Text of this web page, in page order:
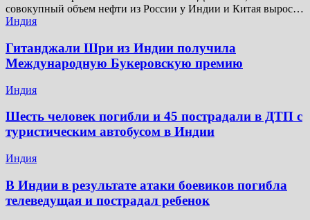
совокупный объем нефти из России у Индии и Китая вырос…
Индия
Гитанджали Шри из Индии получила
Международную Букеровскую премию
Индия
Шесть человек погибли и 45 пострадали в ДТП с
туристическим автобусом в Индии
Индия
В Индии в результате атаки боевиков погибла
телеведущая и пострадал ребенок